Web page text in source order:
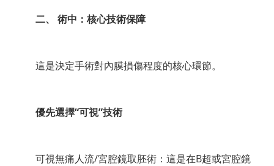
二、 術中：核心技術保障
這是決定手術對內膜損傷程度的核心環節。
優先選擇“可視”技術
可視無痛人流/宮腔鏡取胚術：這是在B超或宮腔鏡